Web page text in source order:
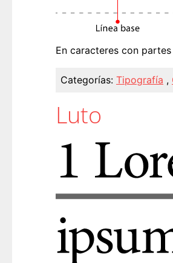
En caracteres con
Categorías: Tipografía ,
Luto